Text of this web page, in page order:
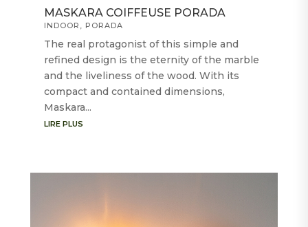
MASKARA COIFFEUSE PORADA
INDOOR PORADA
The real protagonist of this simple and
refined design is the eternity of the marble
and the liveliness of the wood. With its
compact and contained dimensions,
Maskara...
LIRE PLUS